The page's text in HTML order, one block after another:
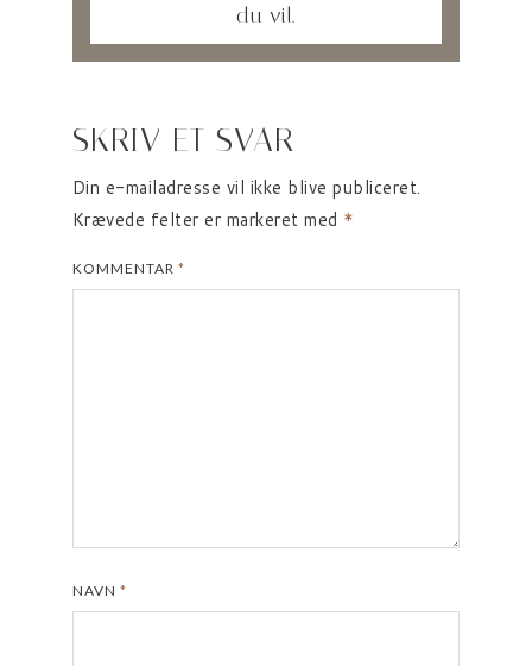
du vil.
SKRIV ET SVAR
Din e-mailadresse vil ikke blive publiceret.
Krævede felter er markeret med *
KOMMENTAR *
NAVN *